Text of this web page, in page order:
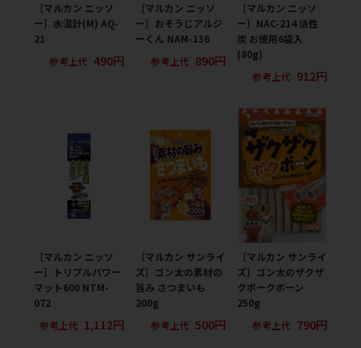
［マルカン ニッソ
ー］水温計(M) AQ-
21
参考上代 490円
［マルカン ニッソ
ー］おそうじアルジ
ーくん NAM-136
参考上代 890円
［マルカン ニッソ
ー］NAC-214 活性
炭 お徳用6袋入
(80g)
参考上代 912円
［マルカン ニッソ
ー］トリプルパワー
マット600 NTM-
072
参考上代 1,112円
［マルカン サンライ
ズ］ゴン太の素材の
旨み さつまいも
200g
参考上代 500円
［マルカン サンライ
ズ］ゴン太のザクザ
クポークボーン
250g
参考上代 790円